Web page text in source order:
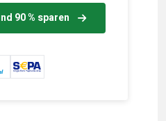
90 % sparen